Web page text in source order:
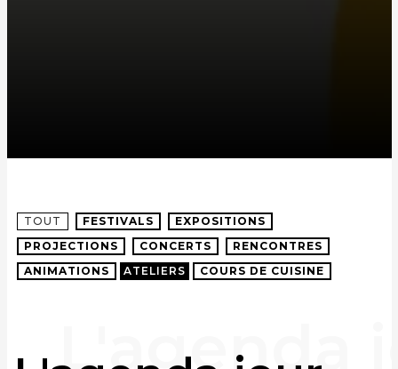
TOUT FESTIVALS
EXPOSITIONS
PROJECTIONS
CONCERTS
RENCONTRES
ANIMATIONS
ATELIERS COURS DE CUISINE